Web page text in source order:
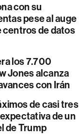
con su
pese al auge
centros de datos
los 7.700
Jones alcanza
con Irán
de casi tres
de un
de Trump